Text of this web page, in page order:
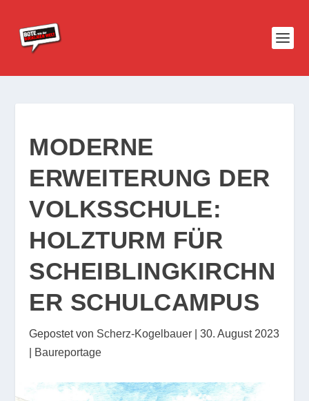
MODERNE
ERWEITERUNG DER
VOLKSSCHULE:
HOLZTURM FÜR
SCHEIBLINGKIRCHN
ER SCHULCAMPUS
Gepostet von Scherz-Kogelbauer |30. August 2023
Baureportage